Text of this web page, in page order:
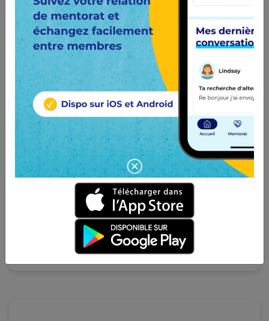
Sogea Environnement, au travers de
l’ensemble de ses sociétés, intervient sur la...
ALTERNANT(E) MARKETING F/H
VINCI Construction
2 ansà Agnetz (60)
Qui sommes-nous ? Au sein des métiers
Réseaux France de VINCI Construction, SAR...